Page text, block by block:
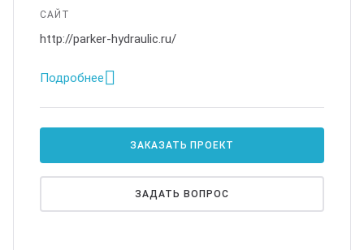
САЙТ
http://parker-hydraulic.ru/
Подробнее
ЗАКАЗАТЬ ПРОЕКТ
ЗАДАТЬ ВОПРОС